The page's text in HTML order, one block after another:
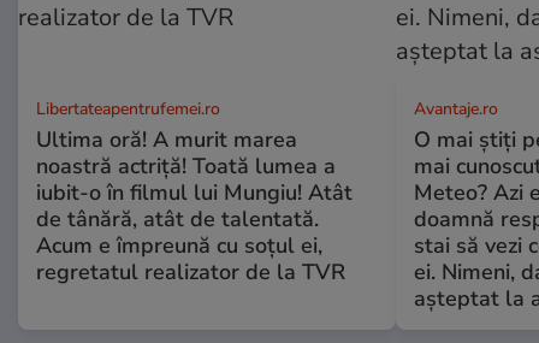
Libertateapentrufemei.ro
Ultima oră! A murit marea
noastră actriță! Toată lumea a
iubit-o în filmul lui Mungiu! Atât
de tânără, atât de talentată.
Acum e împreună cu soțul ei,
regretatul realizator de la TVR
Avantaje.ro
O mai știți
mai
Meteo? Azi
doamnă
stai să vezi
ei. Nimeni,
așteptat la